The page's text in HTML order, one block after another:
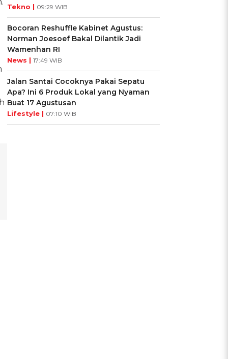
Tekno | 09:29 WIB
Bocoran Reshuffle Kabinet Agustus:
Norman Joesoef Bakal Dilantik Jadi
Wamenhan RI
News | 17:49 WIB
Jalan Santai Cocoknya Pakai Sepatu
Apa? Ini 6 Produk Lokal yang Nyaman
Buat 17 Agustusan
Lifestyle | 07:10 WIB